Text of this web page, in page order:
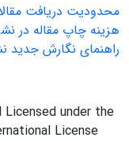
محدودیت دریافت
هزینه چاپ مقاله در
راهنمای نگارش جدید
Licensed under the
License